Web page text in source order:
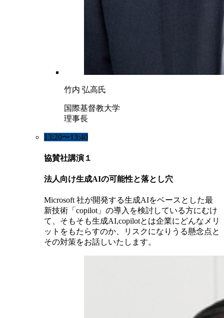
竹内 弘高氏
国際基督教大学
理事長
13:20〜13:40
協賛社講演１
法人向け生成AIの可能性と落とし穴
Microsoft 社が開発する生成AIをベースとした最
新技術「copilot」の導入を検討している方にむけ
て、そもそも生成AI,copilotとは企業にどんなメリ
ットをもたらすのか、リスクになりうる懸念点と
その対策をお話しいたします。